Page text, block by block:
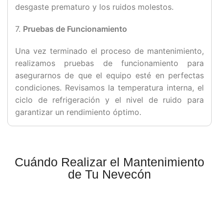
desgaste prematuro y los ruidos molestos.
7. Pruebas de Funcionamiento
Una vez terminado el proceso de mantenimiento,
realizamos pruebas de funcionamiento para
asegurarnos de que el equipo esté en perfectas
condiciones. Revisamos la temperatura interna, el
ciclo de refrigeración y el nivel de ruido para
garantizar un rendimiento óptimo.
Cuándo Realizar el Mantenimiento
de Tu Nevecón